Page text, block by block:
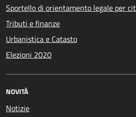
Sportello di orientamento legale per
Tributi e finanze
Urbanistica e Catasto
Elezioni 2020
NOVITÀ
Notizie